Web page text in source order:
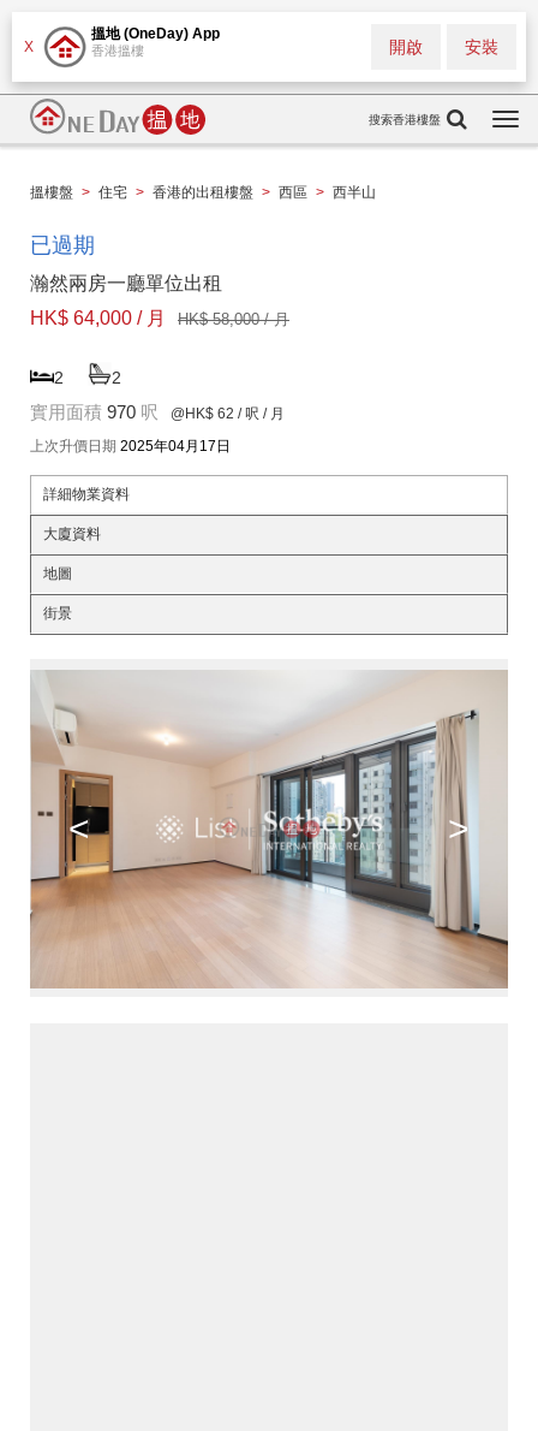
X
搵地 (OneDay) App
香港搵樓 安裝
開啟
搜索香港樓盤
搵樓盤 > 住宅 > 香港的出租樓盤 > 西區 > 西半山
已過期
瀚然兩房一廳單位出租
HK$ 64,000 / 月
HK$ 58,000 / 月
2 2
實用面積 970 呎 @HK$ 62 / 呎 / 月
上次升價日期 2025年04月17日
詳細物業資料
大廈資料
地圖
街景
< >